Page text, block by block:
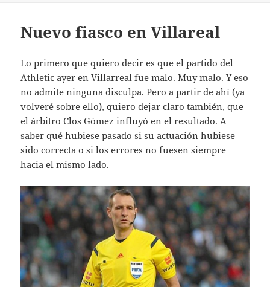
Nuevo fiasco en Villareal
Lo primero que quiero decir es que el partido del
Athletic ayer en Villarreal fue malo. Muy malo. Y eso
no admite ninguna disculpa. Pero a partir de ahí (ya
volveré sobre ello), quiero dejar claro también, que
el árbitro Clos Gómez influyó en el resultado. A
saber qué hubiese pasado si su actuación hubiese
sido correcta o si los errores no fuesen siempre
hacia el mismo lado.